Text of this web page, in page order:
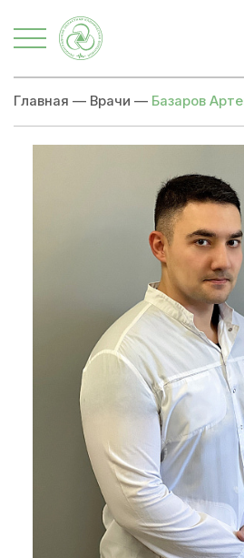
Главная — Врачи — Базаров